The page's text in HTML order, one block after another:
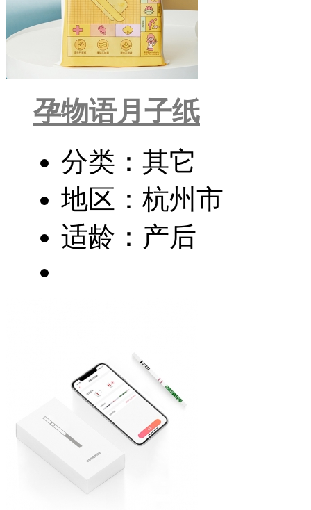
孕物语月子纸
分类：其它
地区：杭州市
适龄：产后